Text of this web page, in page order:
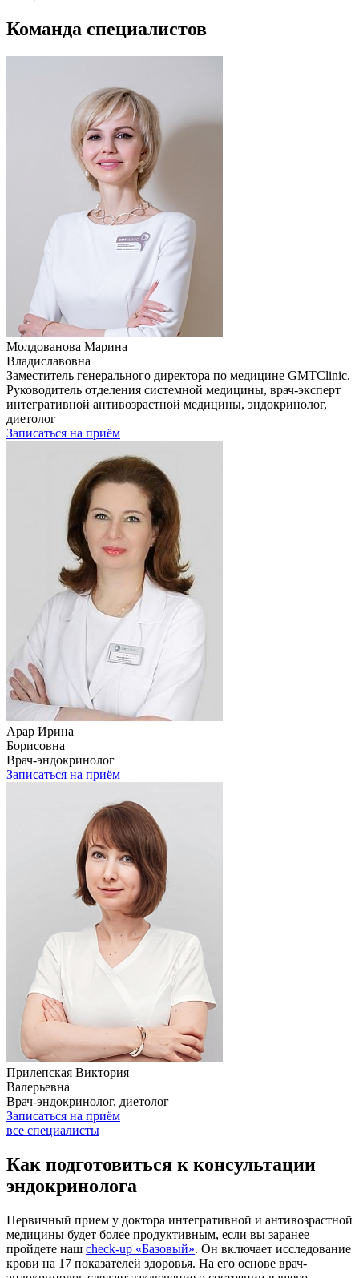
Команда специалистов
Молдованова Марина
Владиславовна
Заместитель генерального директора по медицине GMTClinic.
Руководитель отделения системной медицины, врач-эксперт
интегративной антивозрастной медицины, эндокринолог,
диетолог
Записаться на приём
Арар Ирина
Борисовна
Врач-эндокринолог
Записаться на приём
Прилепская Виктория
Валерьевна
Врач-эндокринолог, диетолог
Записаться на приём
все специалисты
Как подготовиться к консультации
эндокринолога
Первичный прием у доктора интегративной и антивозрастной
медицины будет более продуктивным, если вы заранее
пройдете наш check-up «Базовый». Он включает исследование
крови на 17 показателей здоровья. На его основе врач-